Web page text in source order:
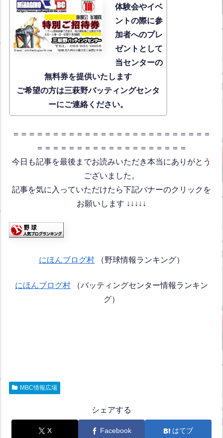
体験会やイベ
ントの際に参
加者へのプレ
ゼントとして
当センターの
無料券を提供いたします
ご希望の方は三萩野バッティングセンタ
ーにご連絡ください。
＝＝＝＝＝＝＝＝＝＝＝＝＝＝＝＝＝＝＝＝＝＝＝＝＝
＝＝＝＝＝＝＝＝＝＝＝＝＝＝＝＝＝＝＝
今日も記事を最後までお読みいただき本当にありがとう
ございました。
記事を気に入っていただけたら下記バナーのクリックを
お願いします ↓↓↓↓↓
にほんブログ村 （野球情報ランキング）
にほんブログ村 （バッティングセンター情報ランキン
グ）
MBC情報広場
シェアする
X Facebook はてブ